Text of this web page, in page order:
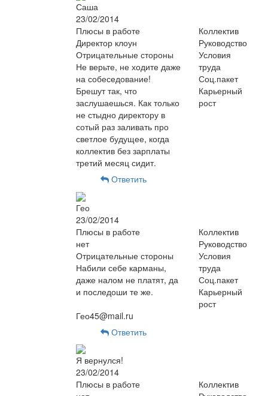
Саша
23/02/2014
Плюсы в работе
Директор клоун
Отрицательные стороны
Не верьте, не ходите даже
на собеседование!
Брешут так, что
заслушаешься. Как только
не стыдно директору в
сотый раз заливать про
светлое будущее, когда
коллектив без зарплаты
третий месяц сидит.
Коллектив
Руководство
Условия
труда
Соц.пакет
Карьерный
рост
Ответить
Гео
23/02/2014
Плюсы в работе
нет
Отрицательные стороны
Набили себе карманы,
даже налом не платят, да
и последоши те же.
Гео45@mail.ru
Коллектив
Руководство
Условия
труда
Соц.пакет
Карьерный
рост
Ответить
Я вернулся!
23/02/2014
Плюсы в работе
Коллектив